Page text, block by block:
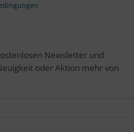
Newsletter und
oder Aktion mehr von